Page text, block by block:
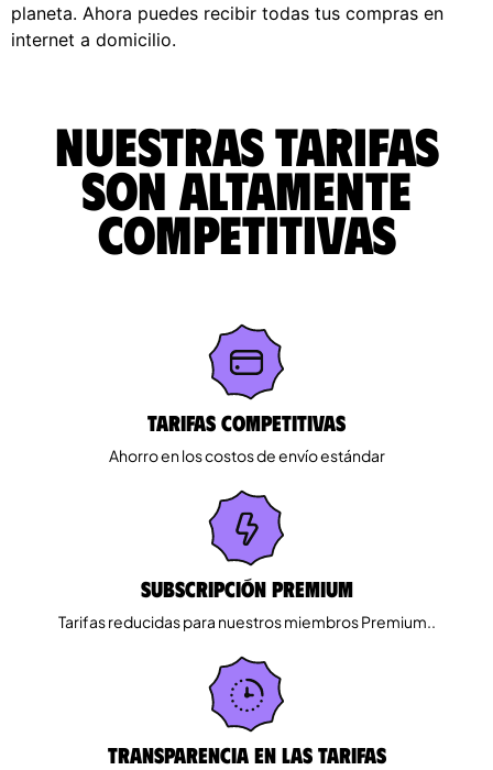
planeta. Ahora puedes recibir todas tus compras en
internet a domicilio.
Nuestras tarifas
son altamente
competitivas
Tarifas competitivas
Ahorro en los costos de envío estándar
Subscripción Premium
Tarifas reducidas para nuestros miembros Premium..
Transparencia en las tarifas